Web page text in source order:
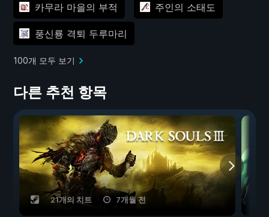
카무라 마을의 부적 주인의 소태도
풍신룡 격퇴 두루마리
100개 모두 보기
다른 추천 항목
21개의 치트 7개월 전